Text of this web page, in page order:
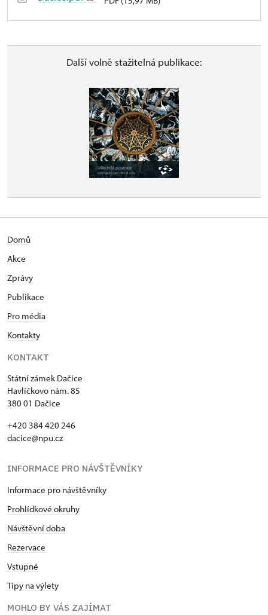
Další volně stažitelná publikace:
Domů
Akce
Zprávy
Publikace
Pro média
Kontakty
KONTAKT
Státní zámek Dačice
Havlíčkovo nám. 85
380 01 Dačice
+420 384 420 246
dacice@npu.cz
INFORMACE PRO NÁVŠTĚVNÍKY
Informace pro návštěvníky
Prohlídkové okruhy
Návštěvní doba
Rezervace
Vstupné
Tipy na výlety
MOHLO BY VÁS ZAJÍMAT